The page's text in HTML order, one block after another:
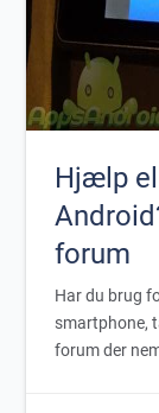
Hjælp
forum
Har du brug
smartphone,
forum der